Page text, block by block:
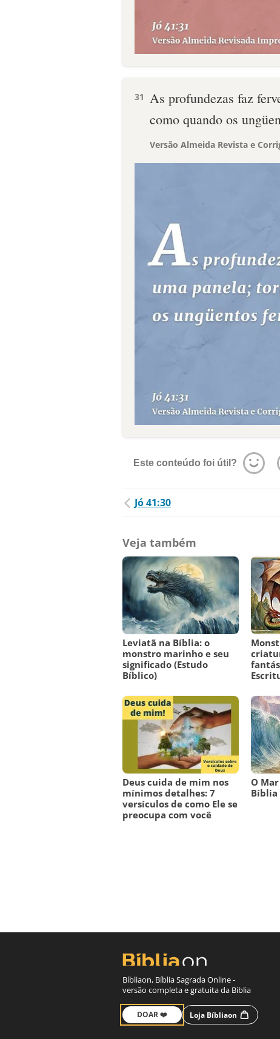
31 As profundezas faz
como quando os
Versão Almeida Revista e
Este conteúdo foi útil?
Jó 41:30
Veja também
Leviatã na Bíblia: o
monstro marinho e seu
significado (Estudo
Bíblico)
Deus cuida de mim nos
mínimos detalhes: 7
versículos de como Ele se
preocupa com você
O
Bíblia
Bíbliaon, Bíblia Sagrada Online -
versão completa e gratuita da Bíblia
DOAR ❤️ Loja Bíbliaon